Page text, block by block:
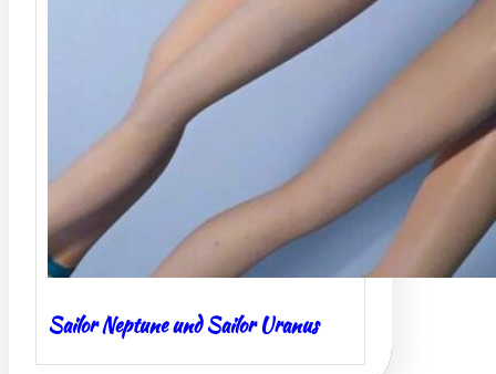
Sailor Neptune und Sailor Uranus